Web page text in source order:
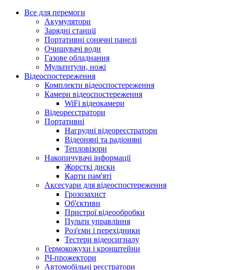
Все для перемоги
Акумулятори
Зарядні станції
Портативні сонячні панелі
Очищувачі води
Газове обладнання
Мультитули, ножі
Відеоспостереження
Комплекти відеоспостереження
Камери відеоспостереження
WiFi відеокамери
Відеореєстратори
Портативні
Нагрудні відеореєстратори
Відеоняні та радіоняні
Тепловізори
Накопичувачі інформації
Жорсткі диски
Карти пам'яті
Аксесуари для відеоспостереження
Грозозахист
Об'єктиви
Пристрої відеообробки
Пульти управління
Роз'єми і перехідники
Тестери відеосигналу
Гермокожухи і кронштейни
ІЧ-прожектори
Автомобільні реєстратори